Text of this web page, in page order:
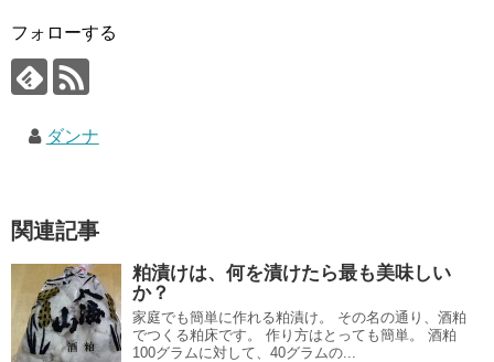
フォローする
ダンナ
関連記事
粕漬けは、何を漬けたら最も美味しい
か？
家庭でも簡単に作れる粕漬け。 その名の通り、酒粕
でつくる粕床です。 作り方はとっても簡単。 酒粕
100グラムに対して、40グラムの...